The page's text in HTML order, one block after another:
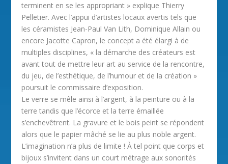
terminent en se les appropriant » explique Thierry
Pelletier. Avec l’appui d’artistes locaux avertis tels que
les céramistes Jean-Paul Van Lith, Dominique Allain ou
encore Jacotte Capron, le concept a été élargi à de
multiples disciplines, « la démarche des créateurs est
avant tout de mettre leur art au service de la rencontre,
du jeu, de l’esthétique, de l’humour et de la création »
poursuit le commissaire d’exposition.
Le verre se mêle ainsi à l’argent, à la peinture ou à la
terre tandis que l’écorce et la terre émaillée
s’enchevêtrent. La gravure et le bois peint se répondent
alors que le papier mâché se lie au plus noble argent.
L’imagination n’a plus de limite ! À tel point que corps et
bijoux s’invitent dans un court métrage aux sonorités